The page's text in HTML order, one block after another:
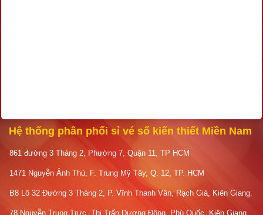
Hệ thống phân phối sỉ vé số kiến thiết Miền Nam
861 đường 3 Tháng 2, Phường 7, Quận 11, TP HCM
1471 Nguyễn Ảnh Thủ, F. Trung Mỹ Tây, Q. 12, TP. HCM
B8 Lô 32 Đường 3 Tháng 2, P. Vĩnh Thanh Vân, Rạch Giá, Kiên Giang.
78 Nguyễn Trung Trực, Thị Trấn Dương Đông, Phú Quốc, Kiên Giang.